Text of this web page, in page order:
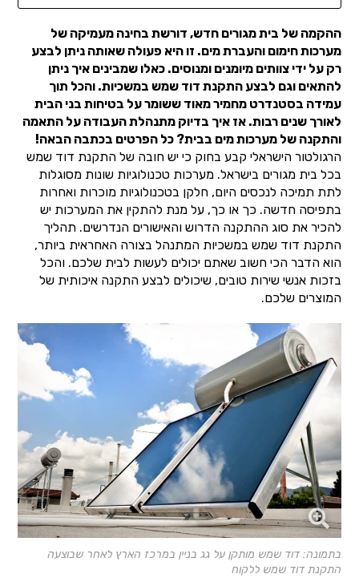
ההקמה של בית מגורים חדש, דורשת בחינה מעמיקה של
מערכות חימום והעברת מים. זו היא פעולה שאותה ניתן לבצע
רק על ידי צוותים מיומנים ומנוסים. כאלו שמבינים איך ניתן
להתאים וגם לבצע התקנת דוד שמש במשכיות. והכל תוך
עמידה בסטנדרט מחמיר מאוד ששומר על בטיחות בני הבית
לאורך שנים רבות. אז איך בדיוק מתנהלת העבודה על התאמה
והתקנה של מערכות מים בבית? כל הפרטים בכתבה הבאה!
הרגולטור הישראלי קבע בחוק כי יש חובה של התקנת דוד שמש
בכל בית מגורים בישראל. מערכות טכנולוגיות שונות מסוגלות
לתת תמיכה לנכסים היום, חלקן בטכנולוגיות מוכרות ואחרות
בתפיסה חדשה. כך או כך, על מנת להתקין את המערכות יש
להכיר את סוג ההתקנה הדרוש והאישורים הנדרשים. תהליך
התקנת דוד שמש במשכיות המתנהל בצורה האחראית ביותר,
הוא הדבר הכי חשוב שאתם יכולים לעשות לבית שלכם. והכל
בזכות אנשי שירות טובים, שיכולים לבצע התקנה איכותית של
המוצרים שלכם.
בתמונה: דוד שמש מותקן על גג בניין במרכז הארץ לאחר שבוצעה
התקנת דוד שמש ללקוח